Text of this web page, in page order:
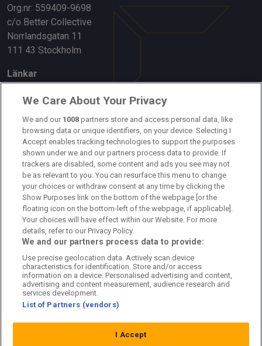
Org.nr: 559409-9698
c/o Better Collective
Norrlandsgatan 11
111 43 Stockholm
Länkar
Om oss
Kontakta oss
Kundtjänst
Sponsor: Rekatochklart
Annonsera på Fotbolldirekt
Redaktionell policy
Personuppgiftspolicy
Cookiepolicy
Arkiv
We Care About Your Privacy
We and our 1008 partners store and access personal data, like
browsing data or unique identifiers, on your device. Selecting I
Accept enables tracking technologies to support the purposes
shown under we and our partners process data to provide. If
trackers are disabled, some content and ads you see may not
be as relevant to you. You can resurface this menu to change
your choices or withdraw consent at any time by clicking the
Show Purposes link on the bottom of the webpage [or the
floating icon on the bottom-left of the webpage, if applicable].
Your choices will have effect within our Website. For more
details, refer to our Privacy Policy.
We and our partners process data to provide:
Use precise geolocation data. Actively scan device
characteristics for identification. Store and/or access
information on a device. Personalised advertising and content,
advertising and content measurement, audience research and
services development.
List of Partners (vendors)
I Accept